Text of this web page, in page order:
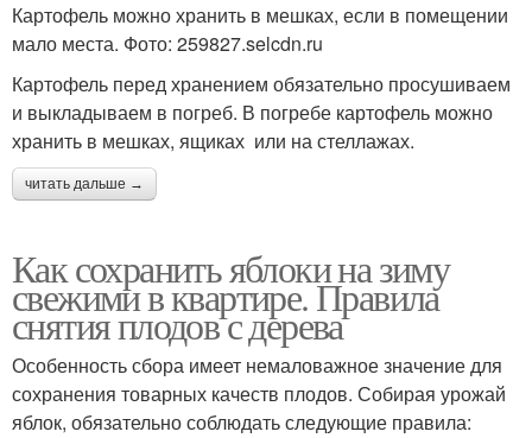
Картофель можно хранить в мешках, если в помещении
мало места. Фото: 259827.selcdn.ru
Картофель перед хранением обязательно просушиваем
и выкладываем в погреб. В погребе картофель можно
хранить в мешках, ящиках или на стеллажах.
читать дальше →
Как сохранить яблоки на зиму
свежими в квартире. Правила
снятия плодов с дерева
Особенность сбора имеет немаловажное значение для
сохранения товарных качеств плодов. Собирая урожай
яблок, обязательно соблюдать следующие правила: